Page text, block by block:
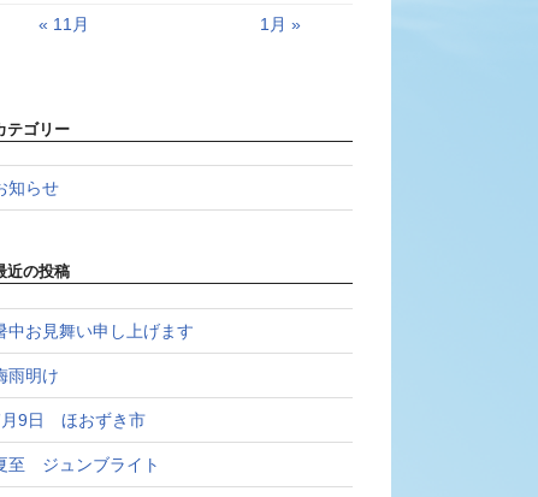
« 11月 1月 »
テゴリー
知らせ
近の投稿
中お見舞い申し上げます
雨明け
9日 ほおずき市
至 ジュンブライト